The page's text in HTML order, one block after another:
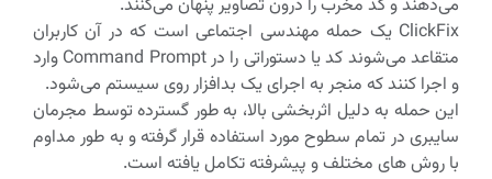
می‌دهند و کد مخرب را درون تصاویر پنهان می‌کنند.
ClickFix یک حمله مهندسی اجتماعی است که در آن کاربران
متقاعد می‌شوند کد یا دستوراتی را در Command Prompt وارد
و اجرا کنند که منجر به اجرای یک بدافزار روی سیستم می‌شود.
این حمله به دلیل اثربخشی بالا، به طور گسترده توسط مجرمان
سایبری در تمام سطوح مورد استفاده قرار گرفته و به طور مداوم
با روش های مختلف و پیشرفته تکامل یافته است.